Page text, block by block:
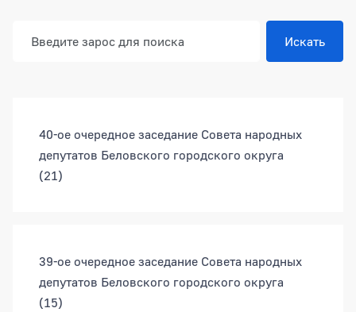
40-ое очередное заседание Совета народных
депутатов Беловского городского округа
(21)
39-ое очередное заседание Совета народных
депутатов Беловского городского округа
(15)